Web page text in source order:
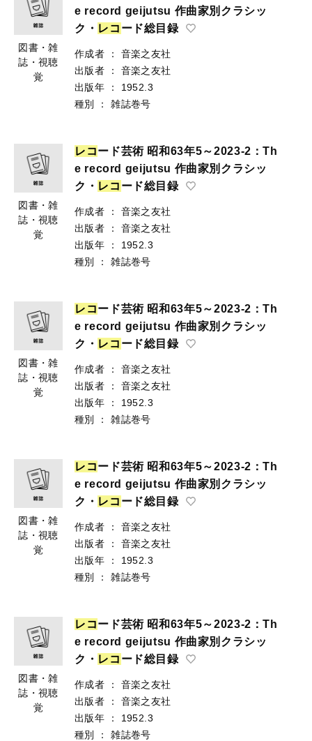
図書・雑
誌・視聴
覚
e record geijutsu 作曲家別クラシッ
ク・ レ コ ード総目録
作成者 ：
音楽之友社
出版者
：
音楽之友社
出版年
：
1952.3
種別
： 雑誌巻号
図書・雑
誌・視聴
覚
レ コード芸術 昭和63年5～2023-2：Th
e record geijutsu 作曲家別クラシッ
ク・ レ コ ード総目録
作成者 ：
音楽之友社
出版者
：
音楽之友社
出版年
：
1952.3
種別
： 雑誌巻号
図書・雑
誌・視聴
覚
レ コード芸術 昭和63年5～2023-2：Th
e record geijutsu 作曲家別クラシッ
ク・ レ コ ード総目録
作成者 ：
音楽之友社
出版者
：
音楽之友社
出版年
：
1952.3
種別
： 雑誌巻号
図書・雑
誌・視聴
覚
レ コード芸術 昭和63年5～2023-2：Th
e record geijutsu 作曲家別クラシッ
ク・ レ コ ード総目録
作成者 ：
音楽之友社
出版者
：
音楽之友社
出版年
：
1952.3
種別
： 雑誌巻号
図書・雑
誌・視聴
覚
レ コード芸術 昭和63年5～2023-2：Th
e record geijutsu 作曲家別クラシッ
ク・ レ コ ード総目録
作成者 ：
音楽之友社
出版者
：
音楽之友社
出版年
：
1952.3
種別
： 雑誌巻号